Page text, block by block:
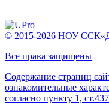
© 2015-2026 НОУ
Все права защищены
Содержание страниц
ознакомительные
согласно пункту 1,